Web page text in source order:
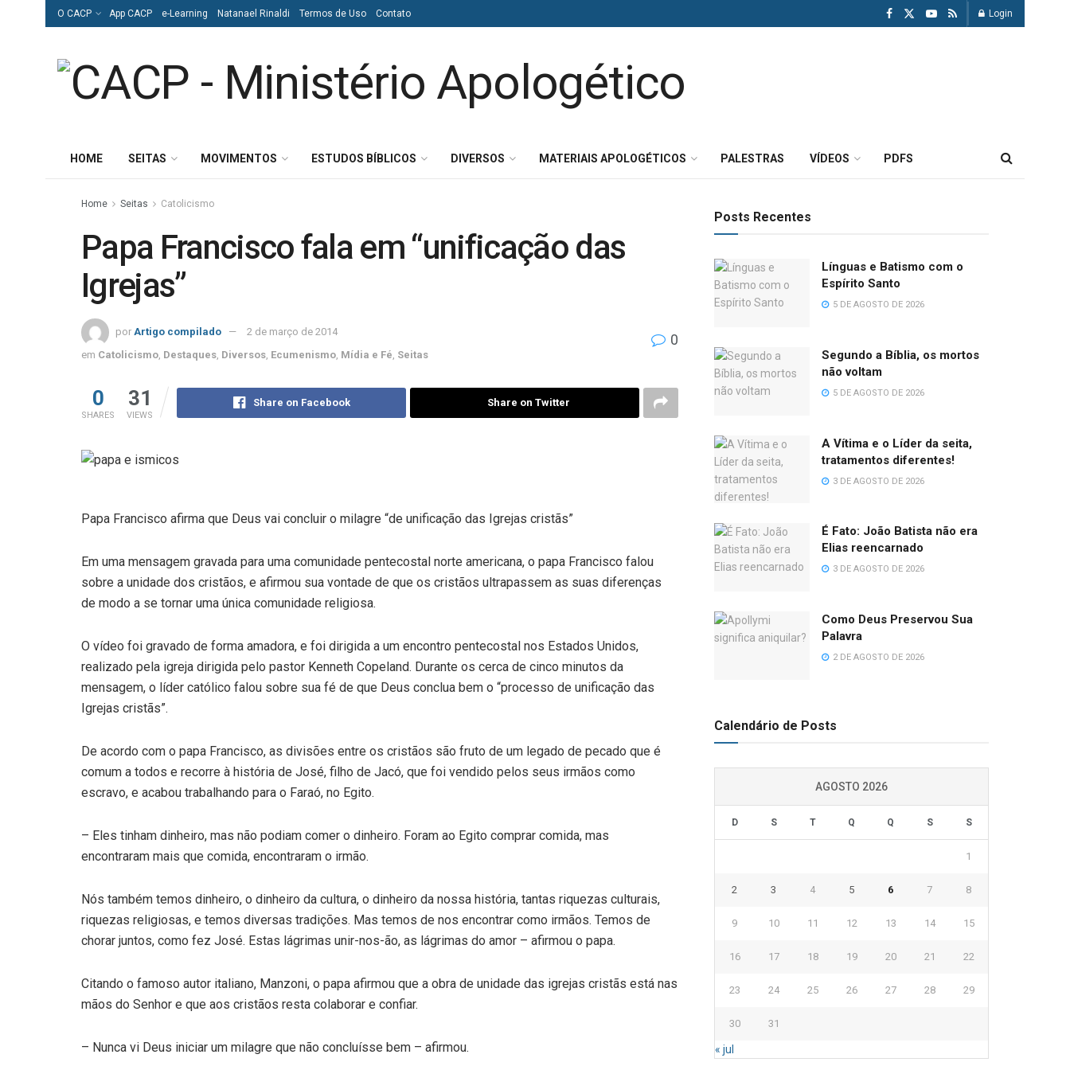
O CACP App CACP e-Learning Natanael Rinaldi Termos de Uso Contato Login
HOME SEITAS MOVIMENTOS ESTUDOS BÍBLICOS DIVERSOS MATERIAIS APOLOGÉTICOS PALESTRAS VÍDEOS PDFS
Home Seitas Catolicismo
Papa Francisco fala em “unificação das
Igrejas”
por Artigo compilado
2 de março de 2014
em Catolicismo Destaques Diversos Ecumenismo Mídia e Fé Seitas
0
0
SHARES
31
VIEWS
Share on Facebook Share on Twitter
Papa Francisco afirma que Deus vai concluir o milagre “de unificação das Igrejas cristãs”
Em uma mensagem gravada para uma comunidade pentecostal norte americana, o papa Francisco falou
sobre a unidade dos cristãos, e afirmou sua vontade de que os cristãos ultrapassem as suas diferenças
de modo a se tornar uma única comunidade religiosa.
O vídeo foi gravado de forma amadora, e foi dirigida a um encontro pentecostal nos Estados Unidos,
realizado pela igreja dirigida pelo pastor Kenneth Copeland. Durante os cerca de cinco minutos da
mensagem, o líder católico falou sobre sua fé de que Deus conclua bem o “processo de unificação das
Igrejas cristãs”.
De acordo com o papa Francisco, as divisões entre os cristãos são fruto de um legado de pecado que é
comum a todos e recorre à história de José, filho de Jacó, que foi vendido pelos seus irmãos como
escravo, e acabou trabalhando para o Faraó, no Egito.
– Eles tinham dinheiro, mas não podiam comer o dinheiro. Foram ao Egito comprar comida, mas
encontraram mais que comida, encontraram o irmão.
Nós também temos dinheiro, o dinheiro da cultura, o dinheiro da nossa história, tantas riquezas culturais,
riquezas religiosas, e temos diversas tradições. Mas temos de nos encontrar como irmãos. Temos de
chorar juntos, como fez José. Estas lágrimas unir-nos-ão, as lágrimas do amor – afirmou o papa.
Citando o famoso autor italiano, Manzoni, o papa afirmou que a obra de unidade das igrejas cristãs está nas
mãos do Senhor e que aos cristãos resta colaborar e confiar.
– Nunca vi Deus iniciar um milagre que não concluísse bem – afirmou.
Posts Recentes
Línguas e Batismo com o
Espírito Santo
5 DE AGOSTO DE 2026
Segundo a Bíblia, os mortos
não voltam
5 DE AGOSTO DE 2026
A Vítima e o Líder da seita,
tratamentos diferentes!
3 DE AGOSTO DE 2026
É Fato: João Batista não era
Elias reencarnado
3 DE AGOSTO DE 2026
Como Deus Preservou Sua
Palavra
2 DE AGOSTO DE 2026
Calendário de Posts
AGOSTO 2026
D S T Q Q S S
1
2 3 4 5 6 7 8
9 10 11 12 13 14 15
16 17 18 19 20 21 22
23 24 25 26 27 28 29
30 31
« jul